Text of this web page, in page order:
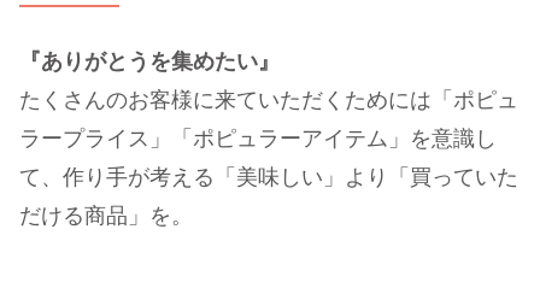
『ありがとうを集めたい』
たくさんのお客様に来ていただくためには「ポピュ
ラープライス」「ポピュラーアイテム」を意識し
て、作り手が考える「美味しい」より「買っていた
だける商品」を。